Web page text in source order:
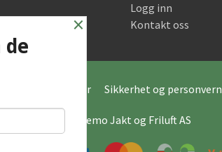
Logg inn
Kontakt oss
Kjøpsbetingelser Sikkerhet og personvern
© Hagemo Jakt og Friluft AS
×
de